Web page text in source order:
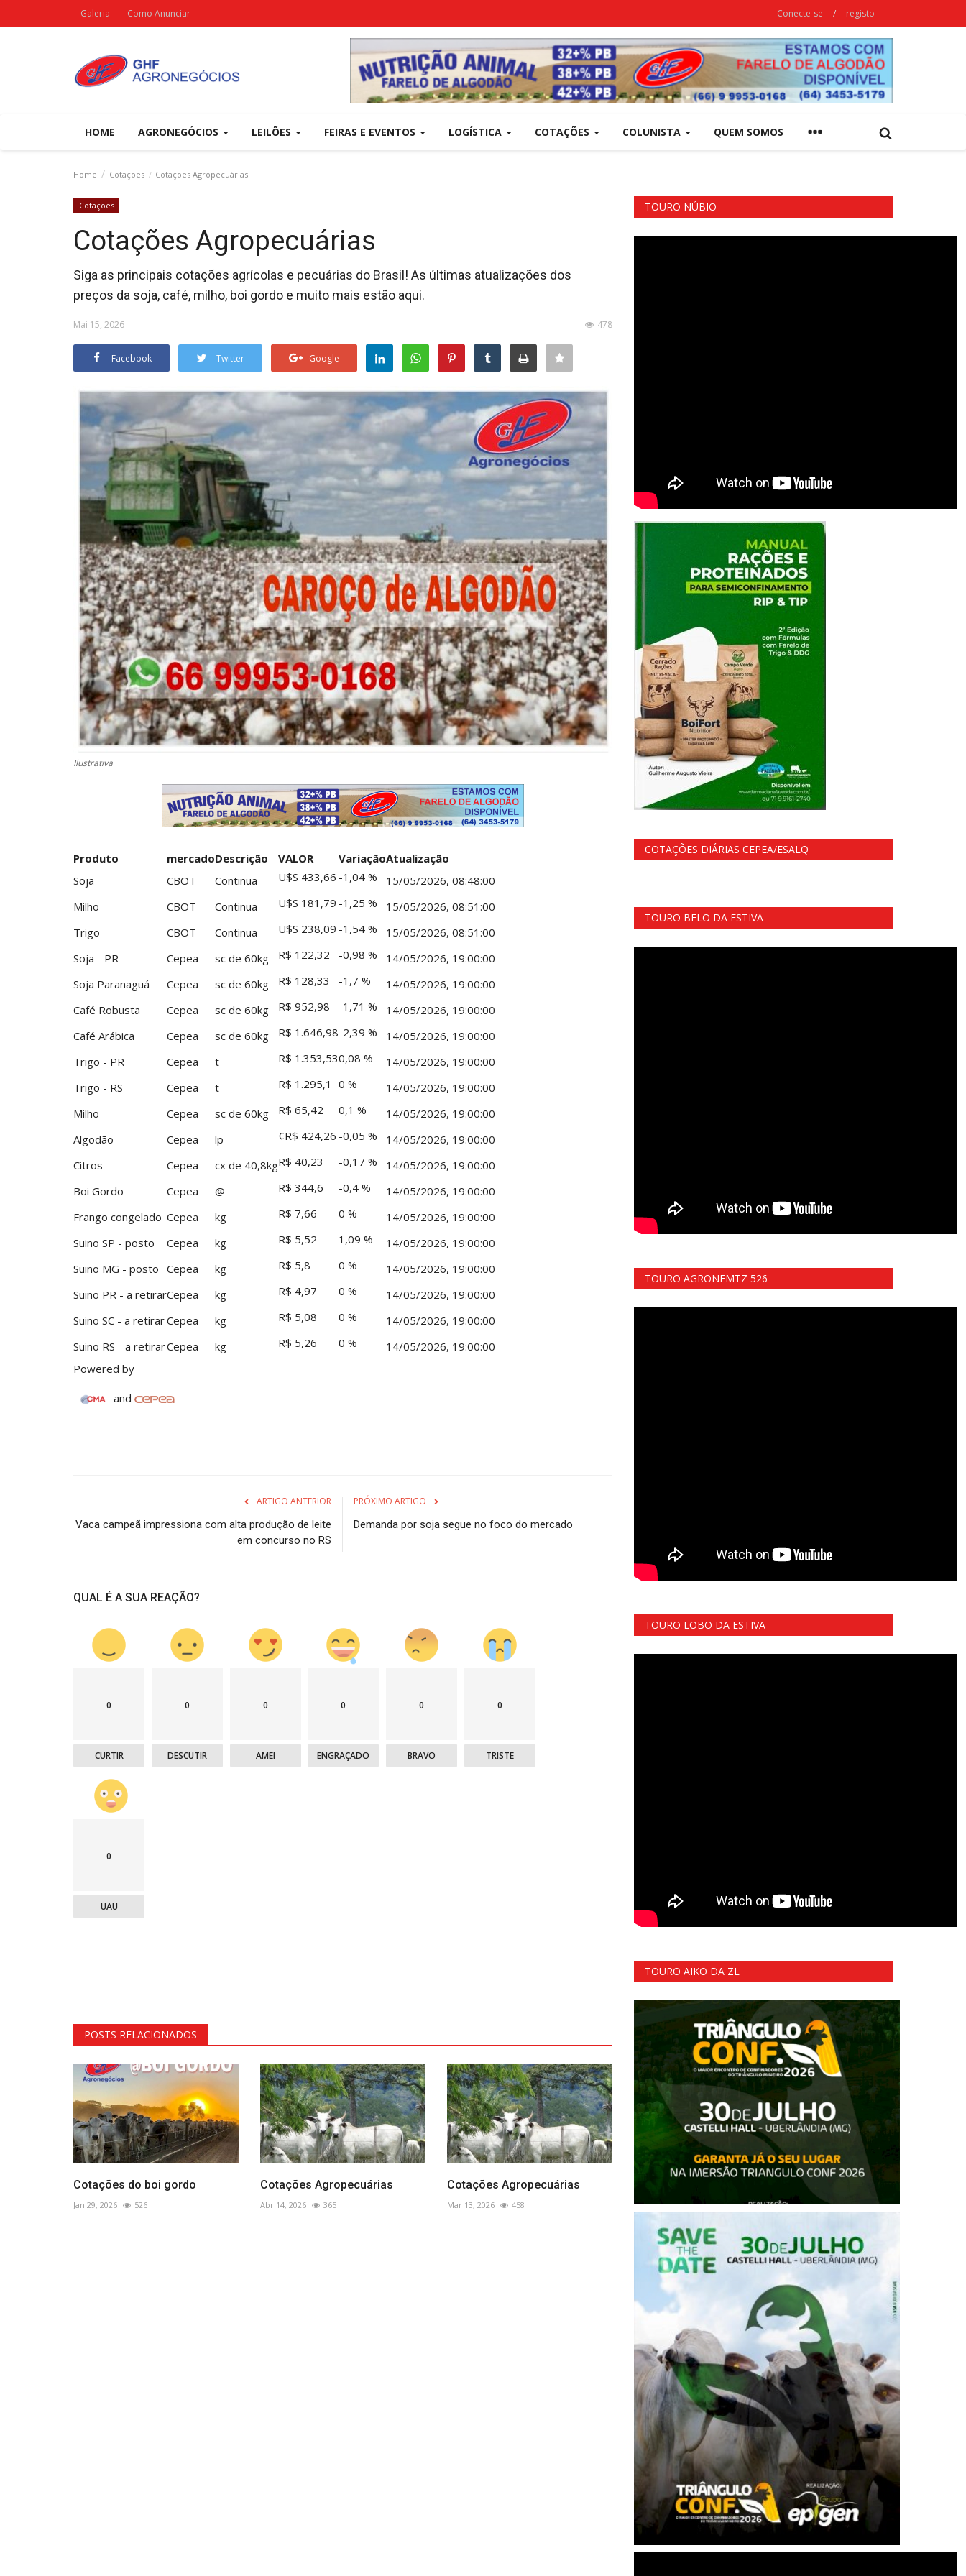
Galeria Como Anunciar Conecte-se / registo
HOME AGRONEGÓCIOS LEILÕES FEIRAS E EVENTOS LOGÍSTICA COTAÇÕES COLUNISTA QUEM SOMOS
Home Cotações Cotações Agropecuárias
Cotações
Cotações Agropecuárias
Siga as principais cotações agrícolas e pecuárias do Brasil! As últimas atualizações dos
preços da soja, café, milho, boi gordo e muito mais estão aqui.
Mai 15, 2026 478
Facebook Twitter Google
Ilustrativa
Produto mercadoDescrição VALOR VariaçãoAtualização
Soja
CBOT Continua U$S 433,66 -1,04 %
15/05/2026, 08:48:00
Milho
CBOT Continua U$S 181,79 -1,25 %
15/05/2026, 08:51:00
Trigo
CBOT Continua U$S 238,09 -1,54 %
15/05/2026, 08:51:00
Soja - PR
Cepea sc de 60kg R$ 122,32 -0,98 %
14/05/2026, 19:00:00
Soja Paranaguá
Cepea sc de 60kg R$ 128,33 -1,7 %
14/05/2026, 19:00:00
Café Robusta
Cepea sc de 60kg R$ 952,98 -1,71 %
14/05/2026, 19:00:00
Café Arábica
Cepea sc de 60kg R$ 1.646,98-2,39 %
14/05/2026, 19:00:00
Trigo - PR
Cepea t R$ 1.353,530,08 %
14/05/2026, 19:00:00
Trigo - RS
Cepea t R$ 1.295,1 0 %
14/05/2026, 19:00:00
Milho
Cepea sc de 60kg R$ 65,42 0,1 %
14/05/2026, 19:00:00
Algodão
Cepea lp ¢R$ 424,26 -0,05 %
14/05/2026, 19:00:00
Citros
Cepea cx de 40,8kgR$ 40,23 -0,17 %
14/05/2026, 19:00:00
Boi Gordo
Cepea @ R$ 344,6 -0,4 %
14/05/2026, 19:00:00
Frango congelado Cepea kg R$ 7,66 0 %
14/05/2026, 19:00:00
Suino SP - posto
Cepea kg R$ 5,52 1,09 %
14/05/2026, 19:00:00
Suino MG - posto Cepea kg R$ 5,8 0 %
14/05/2026, 19:00:00
Suino PR - a retirarCepea kg R$ 4,97 0 %
14/05/2026, 19:00:00
Suino SC - a retirarCepea kg R$ 5,08 0 %
14/05/2026, 19:00:00
Suino RS - a retirarCepea kg R$ 5,26 0 %
14/05/2026, 19:00:00
Powered by
and
ARTIGO ANTERIOR
Vaca campeã impressiona com alta produção de leite
em concurso no RS
PRÓXIMO ARTIGO
Demanda por soja segue no foco do mercado
QUAL É A SUA REAÇÃO?
0
CURTIR
0
DESCUTIR
0
AMEI
0
ENGRAÇADO
0
BRAVO
0
TRISTE
0
UAU
POSTS RELACIONADOS
Cotações do boi gordo
Jan 29, 2026 526
Cotações Agropecuárias
Abr 14, 2026 365
Cotações Agropecuárias
Mar 13, 2026 458
TOURO NÚBIO
COTAÇÕES DIÁRIAS CEPEA/ESALQ
TOURO BELO DA ESTIVA
TOURO AGRONEMTZ 526
TOURO LOBO DA ESTIVA
TOURO AIKO DA ZL